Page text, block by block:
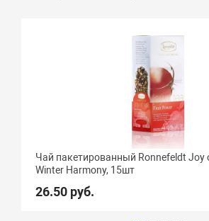
Чай пакетированный Ronnefeldt Joy
Winter Harmony, 15шт
26.50 руб.